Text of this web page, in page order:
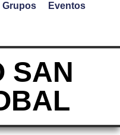
Grupos
Eventos
SAN